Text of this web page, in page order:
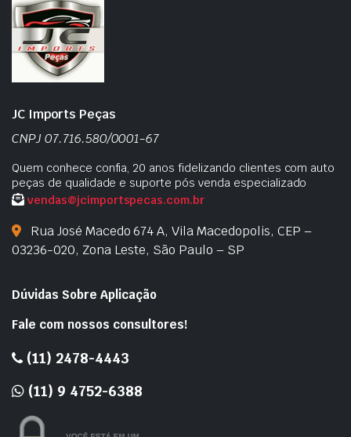
JC Imports Peças
CNPJ 07.716.580/0001-67
Quem conhece confia, 20 anos fidelizando clientes com auto
peças de qualidade e suporte pós venda especializado
vendas@jcimportspecas.com.br
Rua José Macedo 674 A, Vila Macedopolis, CEP –
03236-020, Zona Leste, São Paulo – SP
Dúvidas Sobre Aplicação
Fale com nossos consultores!
(11) 2478-4443
(11) 9 4752-6388